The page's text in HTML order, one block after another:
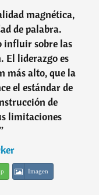
magnética,
de palabra.
influir sobre las
El liderazgo es
más alto, que la
el estándar de
de
limitaciones
Imagen